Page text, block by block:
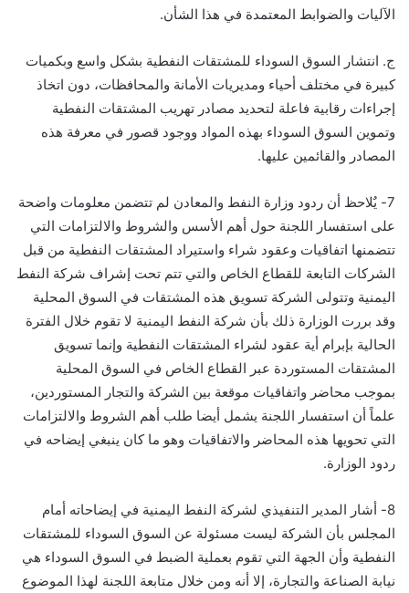
الآليات والضوابط المعتمدة في هذا الشأن.
ج. انتشار السوق السوداء للمشتقات النفطية بشكل واسع وبكميات
كبيرة في مختلف أحياء ومديريات الأمانة والمحافظات، دون اتخاذ
إجراءات رقابية فاعلة لتحديد مصادر تهريب المشتقات النفطية
وتموين السوق السوداء بهذه المواد ووجود قصور في معرفة هذه
المصادر والقائمين عليها.
7- يٌلاحظ أن ردود وزارة النفط والمعادن لم تتضمن معلومات واضحة
على استفسار اللجنة حول أهم الأسس والشروط والالتزامات التي
تتضمنها اتفاقيات وعقود شراء واستيراد المشتقات النفطية من قبل
الشركات التابعة للقطاع الخاص والتي تتم تحت إشراف شركة النفط
اليمنية وتتولى الشركة تسويق هذه المشتقات في السوق المحلية
وقد بررت الوزارة ذلك بأن شركة النفط اليمنية لا تقوم خلال الفترة
الحالية بإبرام أية عقود لشراء المشتقات النفطية وإنما تسويق
المشتقات المستوردة عبر القطاع الخاص في السوق المحلية
بموجب محاضر واتفاقيات موقعة بين الشركة والتجار المستوردين،
علماً أن استفسار اللجنة يشمل أيضا طلب أهم الشروط والالتزامات
التي تحويها هذه المحاضر والاتفاقيات وهو ما كان ينبغي إيضاحه في
ردود الوزارة.
8- أشار المدير التنفيذي لشركة النفط اليمنية في إيضاحاته أمام
المجلس بأن الشركة ليست مسئولة عن السوق السوداء للمشتقات
النفطية وأن الجهة التي تقوم بعملية الضبط في السوق السوداء هي
نيابة الصناعة والتجارة، إلا أنه ومن خلال متابعة اللجنة لهذا الموضوع